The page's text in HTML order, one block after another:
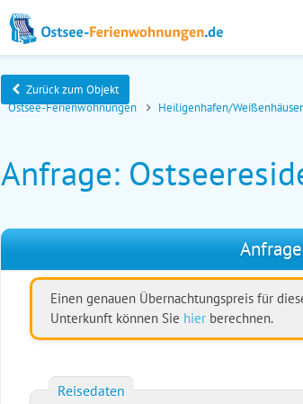
Zurück zum Objekt
Ostsee-Ferienwohnungen
Heiligenhafen/
Anfrage:
Einen genauen Übernachtungspreis für
Unterkunft können Sie hier berechnen.
Reisedaten